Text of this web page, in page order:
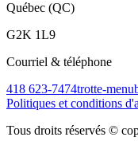
Québec (QC)
G2K 1L9
Courriel & téléphone
418 623-7474trotte-
Politiques et conditions
Tous droits réservés ©